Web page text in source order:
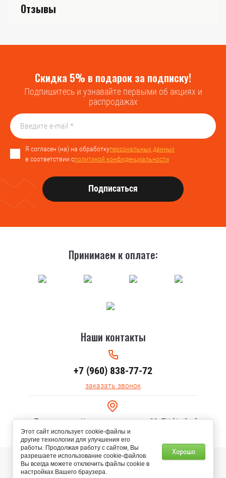
Отзывы
Скидка 5% в подарок за подписку!
Подпишитесь и узнавайте первыми об акциях и
распродажах
Я согласен (на) на обработкуперсональных данных
в соответствии сполитикой конфиденциальности
Подписаться
Принимаем к оплате:
Наши контакты
+7 (960) 838-77-72
заказать звонок
г.Тольятти, ул. Коммунальная, дом 30, ТЦ "Арбуз"
© 2020 AURA ТЕПЛА
Этот сайт использует cookie-файлы и
другие технологии для улучшения его
работы. Продолжая работу с сайтом, Вы
разрешаете использование cookie-файлов.
Вы всегда можете отключить файлы cookie в
настройках Вашего браузера.
Хорошо